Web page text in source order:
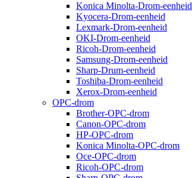
Konica Minolta-Drom-eenheid
Kyocera-Drom-eenheid
Lexmark-Drom-eenheid
OKI-Drom-eenheid
Ricoh-Drom-eenheid
Samsung-Drom-eenheid
Sharp-Drum-eenheid
Toshiba-Drom-eenheid
Xerox-Drom-eenheid
OPC-drom
Brother-OPC-drom
Canon-OPC-drom
HP-OPC-drom
Konica Minolta-OPC-drom
Oce-OPC-drom
Ricoh-OPC-drom